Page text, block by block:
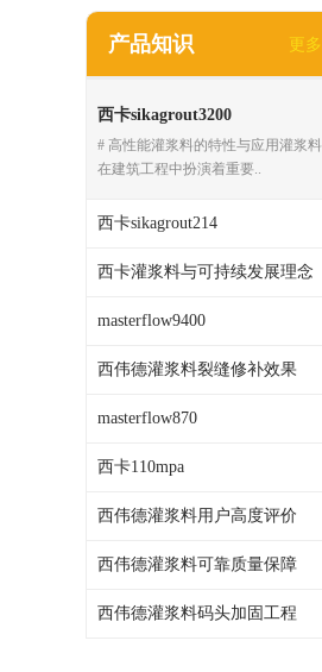
产品知识 更多
西卡sikagrout3200
# 高性能灌浆料的特性与应用灌浆料
在建筑工程中扮演着重要..
西卡sikagrout214
西卡灌浆料与可持续发展理念
masterflow9400
西伟德灌浆料裂缝修补效果
masterflow870
西卡110mpa
西伟德灌浆料用户高度评价
西伟德灌浆料可靠质量保障
西伟德灌浆料码头加固工程